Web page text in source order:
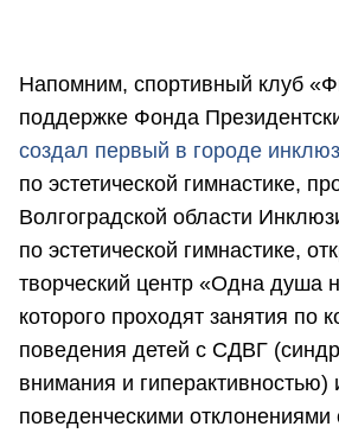
Напомним, спортивный клуб
поддержке Фонда
создал первый в городе
по эстетической гимнастике,
Волгоградской области
по эстетической гимнастике,
творческий центр «Одна душа
которого проходят занятия по
поведения детей с СДВГ
внимания и гиперактивностью)
поведенческими